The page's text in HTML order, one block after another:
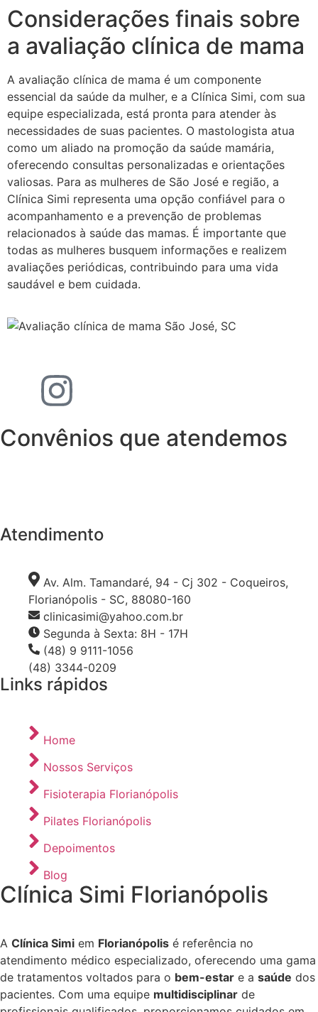
Considerações finais sobre
a avaliação clínica de mama
A avaliação clínica de mama é um componente
essencial da saúde da mulher, e a Clínica Simi, com sua
equipe especializada, está pronta para atender às
necessidades de suas pacientes. O mastologista atua
como um aliado na promoção da saúde mamária,
oferecendo consultas personalizadas e orientações
valiosas. Para as mulheres de São José e região, a
Clínica Simi representa uma opção confiável para o
acompanhamento e a prevenção de problemas
relacionados à saúde das mamas. É importante que
todas as mulheres busquem informações e realizem
avaliações periódicas, contribuindo para uma vida
saudável e bem cuidada.
Convênios que atendemos
Atendimento
Av. Alm. Tamandaré, 94 - Cj 302 - Coqueiros,
Florianópolis - SC, 88080-160
clinicasimi@yahoo.com.br
Segunda à Sexta: 8H - 17H
(48) 9 9111-1056
(48) 3344-0209
Links rápidos
Home
Nossos Serviços
Fisioterapia Florianópolis
Pilates Florianópolis
Depoimentos
Blog
Clínica Simi Florianópolis
A Clínica Simi em Florianópolis é referência no
atendimento médico especializado, oferecendo uma gama
de tratamentos voltados para o bem-estar e a saúde dos
pacientes. Com uma equipe multidisciplinar de